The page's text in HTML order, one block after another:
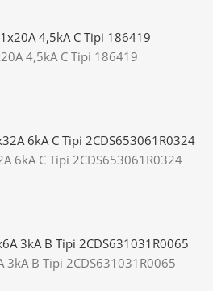
4,5kA C Tipi 186419
6kA C Tipi 2CDS653061R0324
B Tipi 2CDS631031R0065